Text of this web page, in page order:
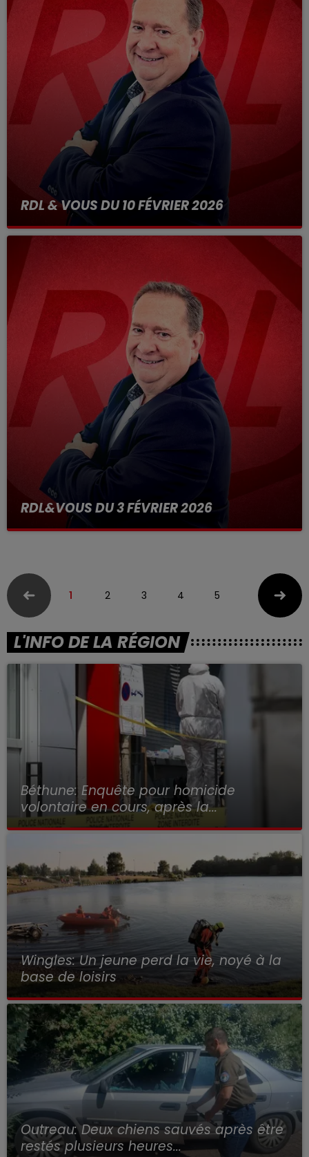
RDL & VOUS DU 10 FÉVRIER 2026
RDL&VOUS DU 3 FÉVRIER 2026
1 2 3 4 5
L'INFO DE LA RÉGION
Béthune: Enquête pour homicide
volontaire en cours, après la...
Wingles: Un jeune perd la vie, noyé à la
base de loisirs
Outreau: Deux chiens sauvés après être
restés plusieurs heures...